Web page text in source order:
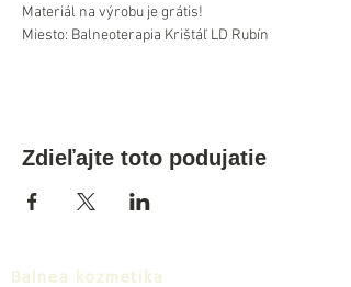
Materiál na výrobu je grátis!
Miesto: Balneoterapia Krištáľ LD Rubín
Zdieľajte toto podujatie
Balnea kozmetika